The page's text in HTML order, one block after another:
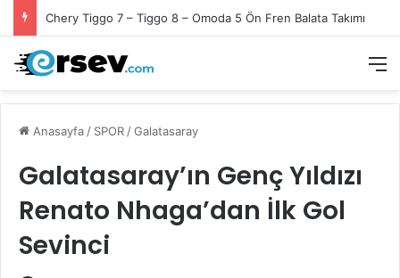
Chery Tiggo 7 – Tiggo 8 – Omoda 5 Ön Fren Balata Takımı
Anasayfa / SPOR /Galatasaray
Galatasaray’ın Genç Yıldızı
Renato Nhaga’dan İlk Gol
Sevinci